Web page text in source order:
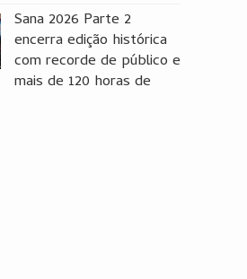
Sana 2026 Parte 2
encerra edição histórica
com recorde de público e
mais de 120 horas de